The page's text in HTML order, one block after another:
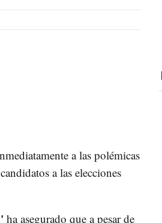
a las polémicas
a las elecciones
ha asegurado que a pesar de